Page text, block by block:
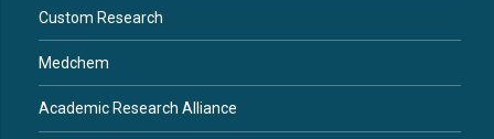
Custom Research
Medchem
Academic Research Alliance